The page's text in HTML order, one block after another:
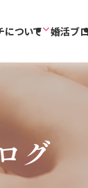
について 婚活ブ
グ